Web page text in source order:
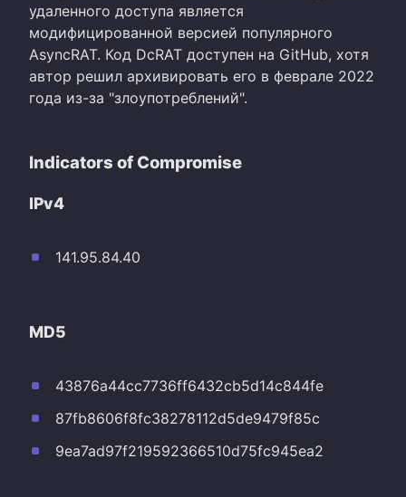
удаленного доступа является
модифицированной версией популярного
AsyncRAT. Код DcRAT доступен на GitHub, хотя
автор решил архивировать его в феврале 2022
года из-за "злоупотреблений".
Indicators of Compromise
IPv4
141.95.84.40
MD5
43876a44cc7736ff6432cb5d14c844fe
87fb8606f8fc38278112d5de9479f85c
9ea7ad97f219592366510d75fc945ea2